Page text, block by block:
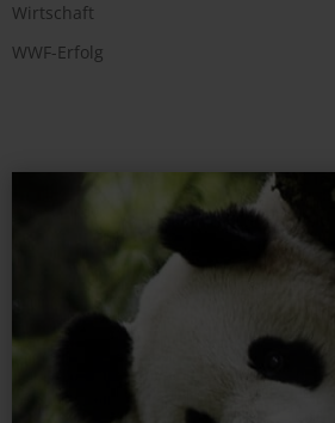
Wirtschaft
WWF-Erfolg